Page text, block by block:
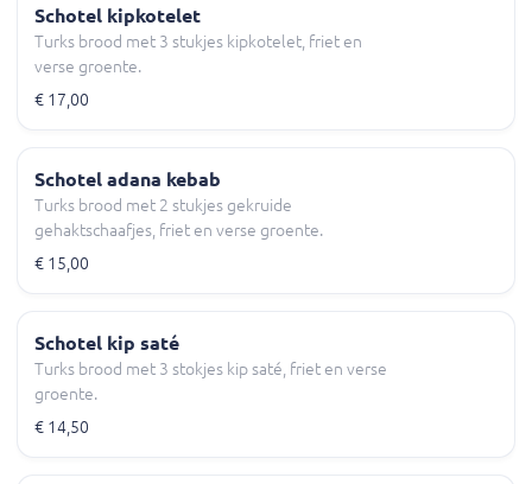
Schotel kipkotelet
Turks brood met 3 stukjes kipkotelet, friet en
verse groente.
€ 17,00
Schotel adana kebab
Turks brood met 2 stukjes gekruide
gehaktschaafjes, friet en verse groente.
€ 15,00
Schotel kip saté
Turks brood met 3 stokjes kip saté, friet en verse
groente.
€ 14,50